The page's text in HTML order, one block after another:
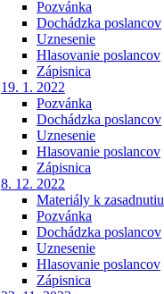
Pozvánka
Dochádzka poslancov
Uznesenie
Hlasovanie poslancov
Zápisnica
19. 1. 2022
Pozvánka
Dochádzka poslancov
Uznesenie
Hlasovanie poslancov
Zápisnica
8. 12. 2022
Materiály k zasadnutiu
Pozvánka
Dochádzka poslancov
Uznesenie
Hlasovanie poslancov
Zápisnica